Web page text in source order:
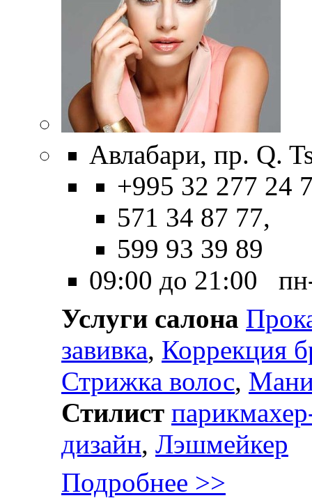
Авлабари, пр. Q.
+995 32 277 24
571 34 87 77,
599 93 39 89
09:00 до 21:00
Услуги салона
завивка, Коррекция
Стрижка волос,
Стилист
дизайн, Лэшмейкер
Подробнее >>